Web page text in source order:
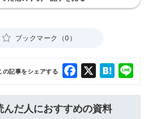
ブックマーク（0）
の記事をシェアする Facebook Hatena
んだ人におすすめの資料